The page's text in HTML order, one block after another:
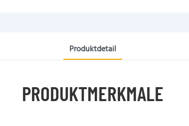
Produktdetail
PRODUKTMERKMALE